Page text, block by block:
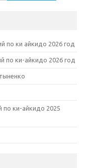
по ки айкидо 2026 год
по ки-айкидо 2026 год
по ки-айкидо 2025